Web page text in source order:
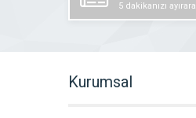
5 dakikanızı
Kurumsal